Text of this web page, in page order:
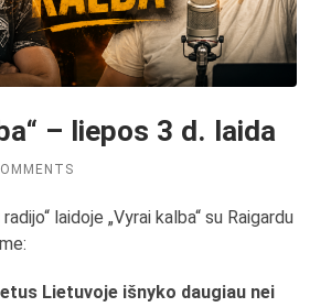
– liepos 3 d. laida
laidoje „Vyrai kalba“ su Raigardu
Lietuvoje išnyko daugiau nei